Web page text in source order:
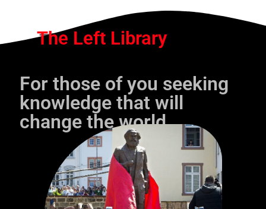
The Left Library
For those of you seeking
knowledge that will
change the world